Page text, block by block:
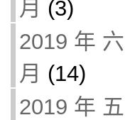
月 (3)
2019 年 六
月 (14)
2019 年 五